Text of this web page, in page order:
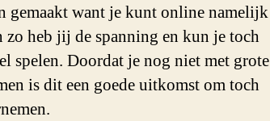
gemaakt want je kunt online namelijk
zo heb jij de spanning en kun je toch
spelen. Doordat je nog niet met grote
is dit een goede uitkomst om toch